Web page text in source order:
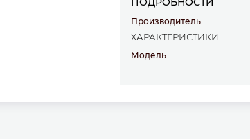
Производитель
ХАРАКТЕРИСТИКИ
Модель